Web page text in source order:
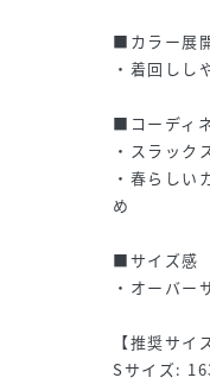
■カラー展
・着回しし
■コーディ
・スラッ
・春らしい
め
■サイズ感
・オーバー
【推奨サイ
Sサイズ: